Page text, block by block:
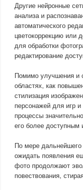
Другие нейронные
анализа и
автоматического
цветокоррекцию или
для обработки
редактирование
Помимо улучшения и
областях, как
стилизация
персонажей для игр
процессы
его более доступным
По мере
ожидать появления
фото продолжают
повествования,